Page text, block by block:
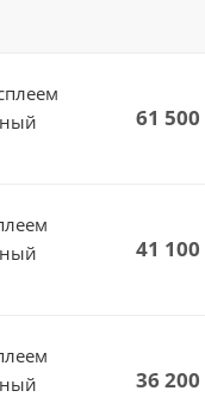
61 500
41 100
36 200